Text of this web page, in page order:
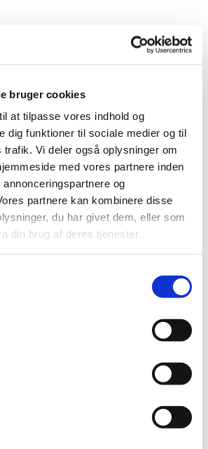
bruger cookies
at tilpasse vores indhold og
dig funktioner til sociale medier og til
Vi deler også oplysninger om
med vores partnere inden
og
partnere kan kombinere disse
du har givet dem, eller som
din brug af deres tjenester.
også kunne